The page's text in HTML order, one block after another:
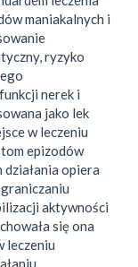
maniakalnych i
ryzyko
nerek i
jako lek
w leczeniu
epizodów
działania opiera
aktywności
się ona
leczeniu